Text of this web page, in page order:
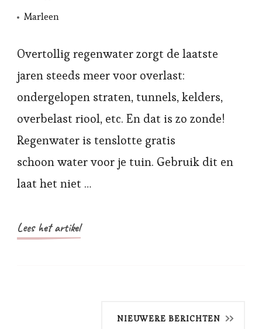
Marleen
Overtollig regenwater zorgt de laatste
jaren steeds meer voor overlast:
ondergelopen straten, tunnels, kelders,
overbelast riool, etc. En dat is zo zonde!
Regenwater is tenslotte gratis
schoon water voor je tuin. Gebruik dit en
laat het niet …
Lees het artikel
Berichtnavigatie
NIEUWERE BERICHTEN